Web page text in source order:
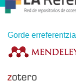
Gorde erreferentzia